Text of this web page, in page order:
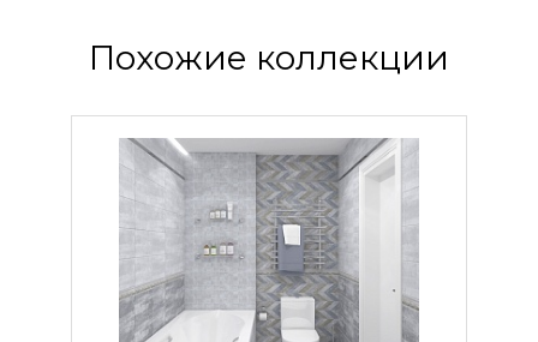
Похожие коллекции